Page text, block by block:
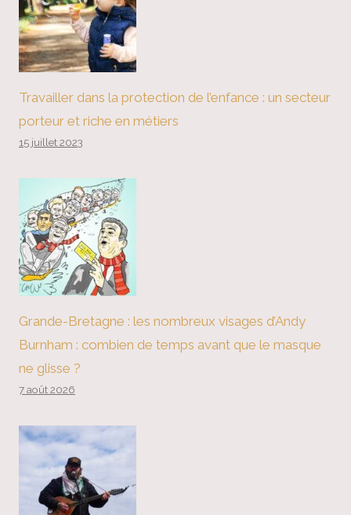
Travailler dans la protection de l’enfance : un secteur
porteur et riche en métiers
15 juillet 2023
Grande-Bretagne : les nombreux visages d’Andy
Burnham : combien de temps avant que le masque
ne glisse ?
7 août 2026